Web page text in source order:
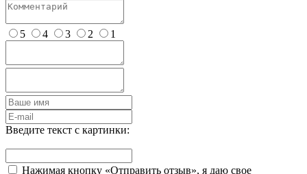
5 4 3 2 1
Введите текст с картинки:
Нажимая кнопку «Отправить отзыв», я даю свое